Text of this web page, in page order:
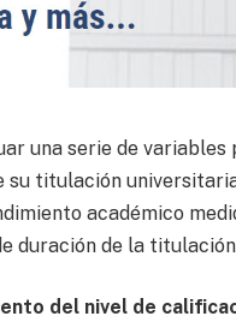
una serie de
su titulación
académico
duración de la
del nivel de